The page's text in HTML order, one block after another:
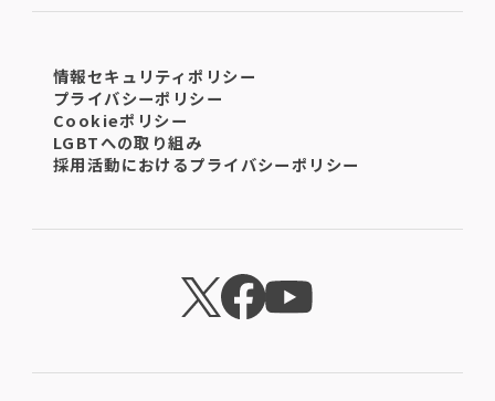
情報セキュリティポリシー
プライバシーポリシー
Cookieポリシー
LGBTへの取り組み
採用活動におけるプライバシーポリシー